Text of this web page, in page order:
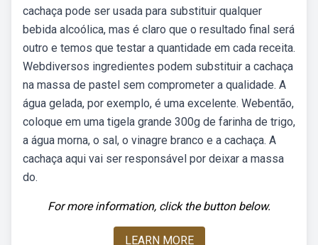
cachaça pode ser usada para substituir qualquer
bebida alcoólica, mas é claro que o resultado final será
outro e temos que testar a quantidade em cada receita.
Webdiversos ingredientes podem substituir a cachaça
na massa de pastel sem comprometer a qualidade. A
água gelada, por exemplo, é uma excelente. Webentão,
coloque em uma tigela grande 300g de farinha de trigo,
a água morna, o sal, o vinagre branco e a cachaça. A
cachaça aqui vai ser responsável por deixar a massa
do.
For more information, click the button below.
LEARN MORE